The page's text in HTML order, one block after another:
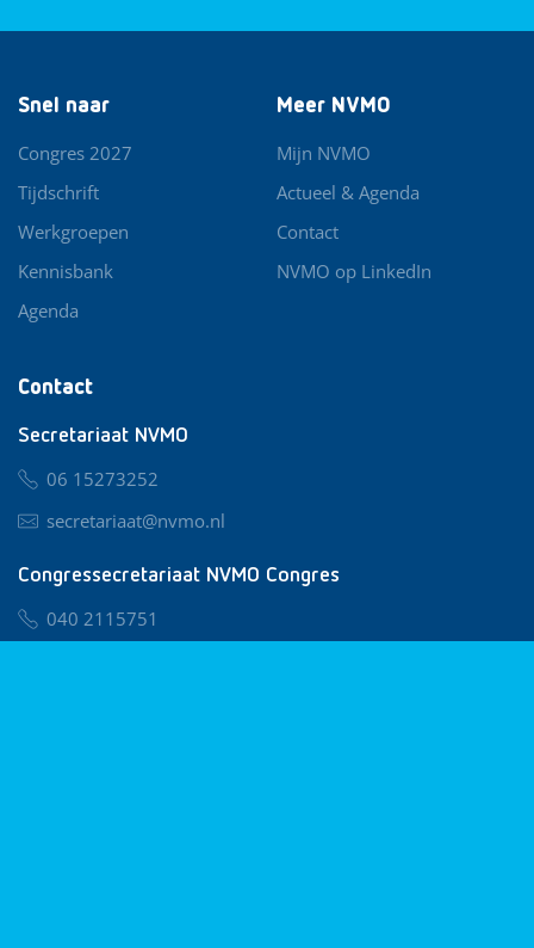
Contact
Secretariaat NVMO
06 15273252
secretariaat@nvmo.nl
Congressecretariaat NVMO Congres
040 2115751
Snel naar
Congres 2027
Tijdschrift
Werkgroepen
Kennisbank
Agenda
Meer NVMO
Mijn NVMO
Actueel & Agenda
Contact
NVMO op LinkedIn